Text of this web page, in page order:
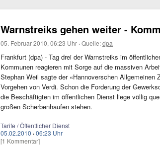
Warnstreiks gehen weiter -
05. Februar 2010, 06:23 Uhr ·Quelle:dpa
Frankfurt (dpa) - Tag drei der Warnstreiks im
Kommunen reagieren mit Sorge auf die massiven
Stephan Weil sagte der «Hannoverschen Allgemeinen
Vorgehen von Verdi. Schon die Forderung der
die Beschäftigten im öffentlichen Dienst liege völlig
großen Scherbenhaufen stehen.
Tarife / Öffentlicher Dienst
05.02.2010 ·06:23 Uhr
[1 Kommentar]